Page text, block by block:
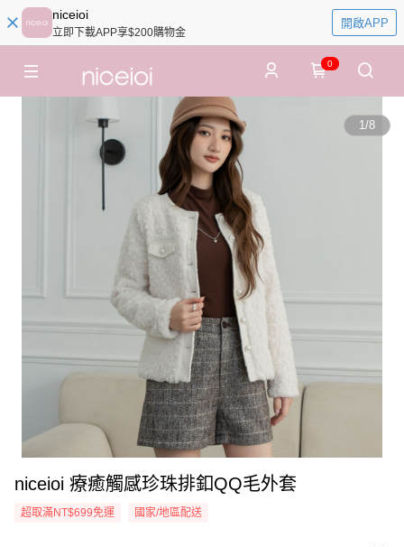
niceioi
立即下載APP享$200購物金
開啟APP
0
1/8
niceioi 療癒觸感珍珠排釦QQ毛外套
超取滿NT$699免運 國家/地區配送